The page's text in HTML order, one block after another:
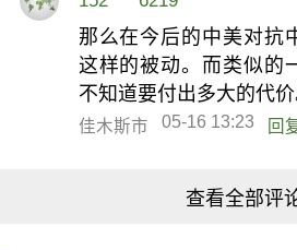
那么在今后的中美对抗
这样的被动。而类似的
不知道要付出多大的代价
佳木斯市 05-16 13:23 回
查看全部评